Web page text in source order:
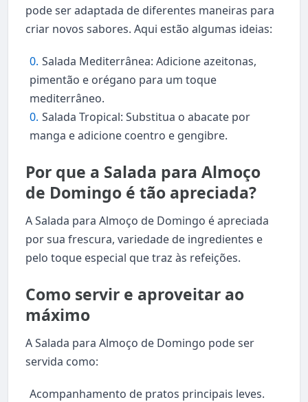
pode ser adaptada de diferentes maneiras para
criar novos sabores. Aqui estão algumas ideias:
Salada Mediterrânea: Adicione azeitonas,
pimentão e orégano para um toque
mediterrâneo.
Salada Tropical: Substitua o abacate por
manga e adicione coentro e gengibre.
Por que a Salada para Almoço
de Domingo é tão apreciada?
A Salada para Almoço de Domingo é apreciada
por sua frescura, variedade de ingredientes e
pelo toque especial que traz às refeições.
Como servir e aproveitar ao
máximo
A Salada para Almoço de Domingo pode ser
servida como:
Acompanhamento de pratos principais leves.